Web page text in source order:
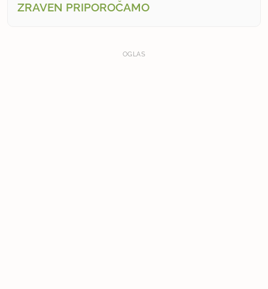
ZRAVEN PRIPOROČAMO
OGLAS